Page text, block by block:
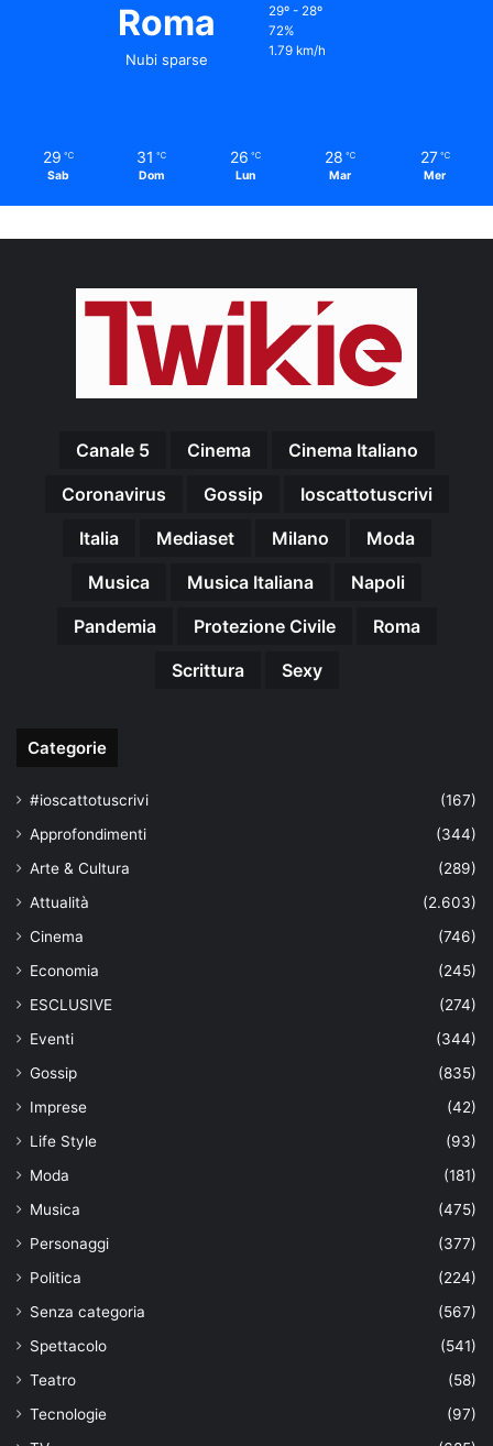
Roma
Nubi sparse
29º - 28º
72%
1.79 km/h
29 ℃
Sab
31 ℃
Dom
26 ℃
Lun
28 ℃
Mar
27 ℃
Mer
Canale 5 Cinema
Cinema Italiano
Coronavirus
Gossip
Ioscattotuscrivi
Italia
Mediaset Milano
Moda
Musica
Musica Italiana
Napoli
Pandemia
Protezione Civile
Roma
Scrittura
Sexy
Categorie
#ioscattotuscrivi
(167)
Approfondimenti
(344)
Arte & Cultura
(289)
Attualità
(2.603)
Cinema
(746)
Economia
(245)
ESCLUSIVE
(274)
Eventi
(344)
Gossip
(835)
Imprese
(42)
Life Style
(93)
Moda
(181)
Musica
(475)
Personaggi
(377)
Politica
(224)
Senza categoria
(567)
Spettacolo
(541)
Teatro
(58)
Tecnologie
(97)